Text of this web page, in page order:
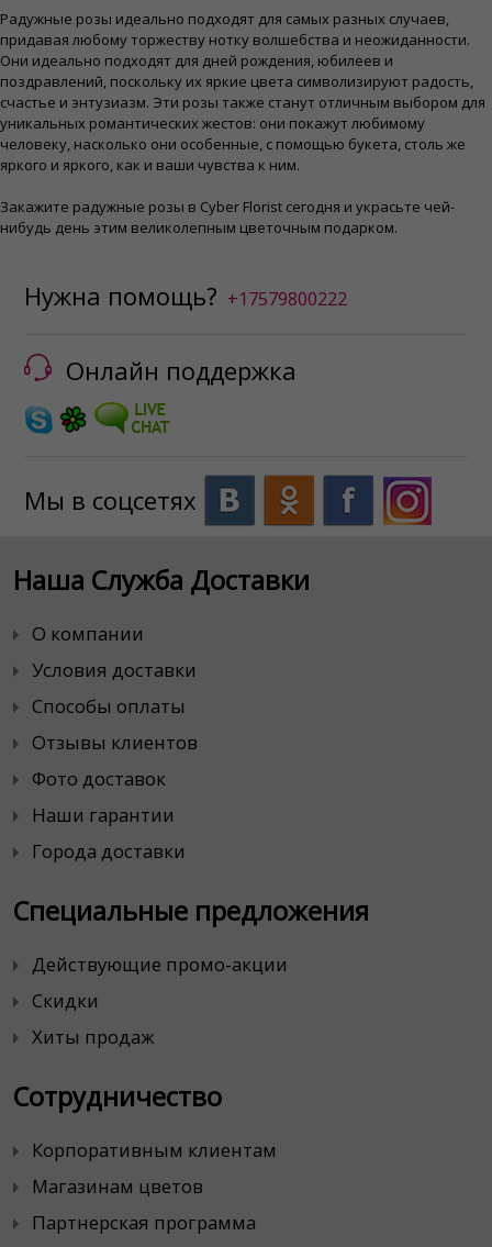
Радужные розы идеально подходят для самых разных случаев,
придавая любому торжеству нотку волшебства и неожиданности.
Они идеально подходят для дней рождения, юбилеев и
поздравлений, поскольку их яркие цвета символизируют радость,
счастье и энтузиазм. Эти розы также станут отличным выбором для
уникальных романтических жестов: они покажут любимому
человеку, насколько они особенные, с помощью букета, столь же
яркого и яркого, как и ваши чувства к ним.
Закажите радужные розы в Cyber ​​Florist сегодня и украсьте чей-
нибудь день этим великолепным цветочным подарком.
Нужна помощь? +17579800222
Онлайн поддержка
Мы в соцсетях
Наша Служба Доставки
О компании
Условия доставки
Способы оплаты
Отзывы клиентов
Фото доставок
Наши гарантии
Города доставки
Специальные предложения
Действующие промо-акции
Скидки
Хиты продаж
Сотрудничество
Корпоративным клиентам
Магазинам цветов
Партнерская программа